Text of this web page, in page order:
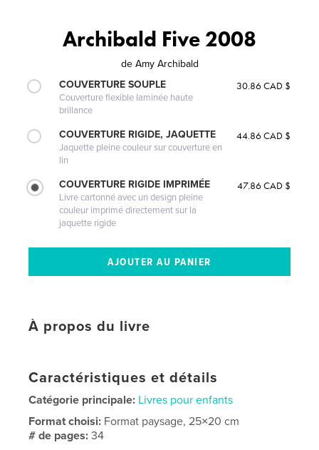
Archibald Five 2008
de Amy Archibald
COUVERTURE SOUPLE
Couverture flexible laminée haute
brillance
30.86 CAD $
COUVERTURE RIGIDE, JAQUETTE
Jaquette pleine couleur sur couverture en
lin
44.86 CAD $
COUVERTURE RIGIDE IMPRIMÉE
Livre cartonné avec un design pleine
couleur imprimé directement sur la
jaquette rigide
47.86 CAD $
À propos du livre
Caractéristiques et détails
Catégorie principale: Livres pour enfants
Format choisi: Format paysage, 25×20 cm
# de pages:34